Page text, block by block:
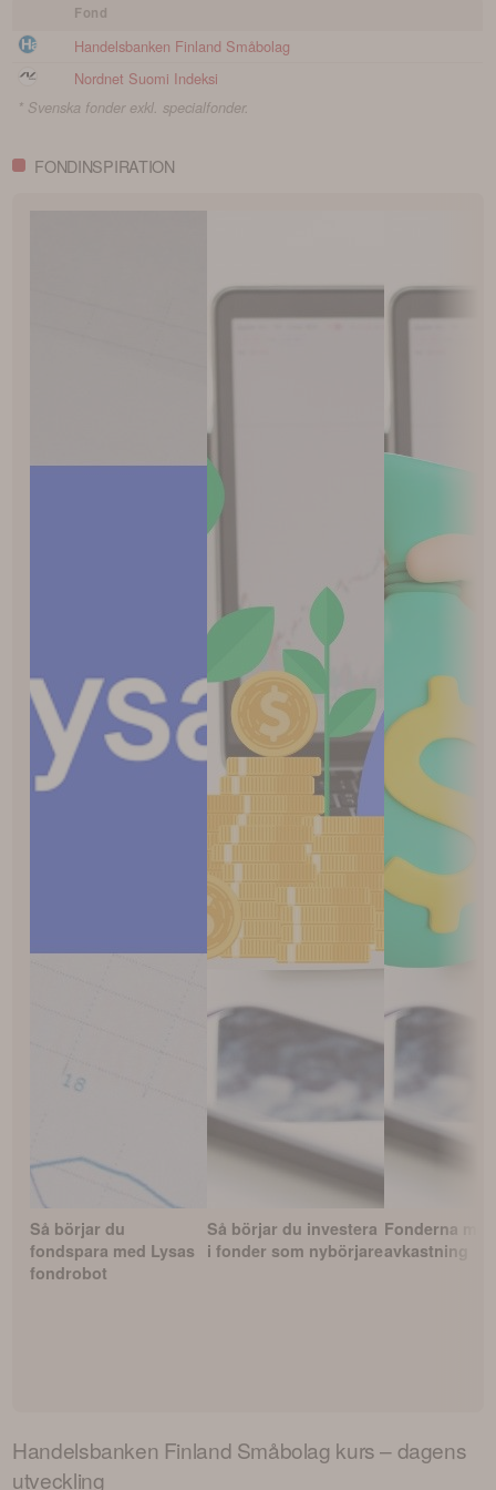
Fond
Handelsbanken Finland Småbolag
Nordnet Suomi Indeksi
* Svenska fonder exkl. specialfonder.
FONDINSPIRATION
Så börjar du
fondspara med Lysas
fondrobot
Så börjar du investera
i fonder som nybörjare
Fonderna
avkastning
Handelsbanken Finland Småbolag kurs – dagens
utveckling